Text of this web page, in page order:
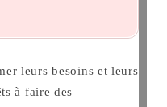
leurs besoins et leurs
à faire des